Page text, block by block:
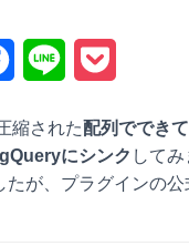
e e
c
k
縮された配列ででき
にシンク してみ
たが、プラグインの